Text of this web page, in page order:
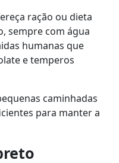
ração ou dieta
sempre com água
humanas que
e temperos
caminhadas
para manter a